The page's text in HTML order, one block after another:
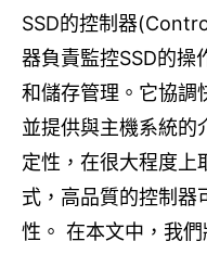
SSD的控制器
器負責監控SSD的操
和儲存管理。它協調
並提供與主機系統的
定性，在很大程度上
式，高品質的控制器
性。 在本文中，我